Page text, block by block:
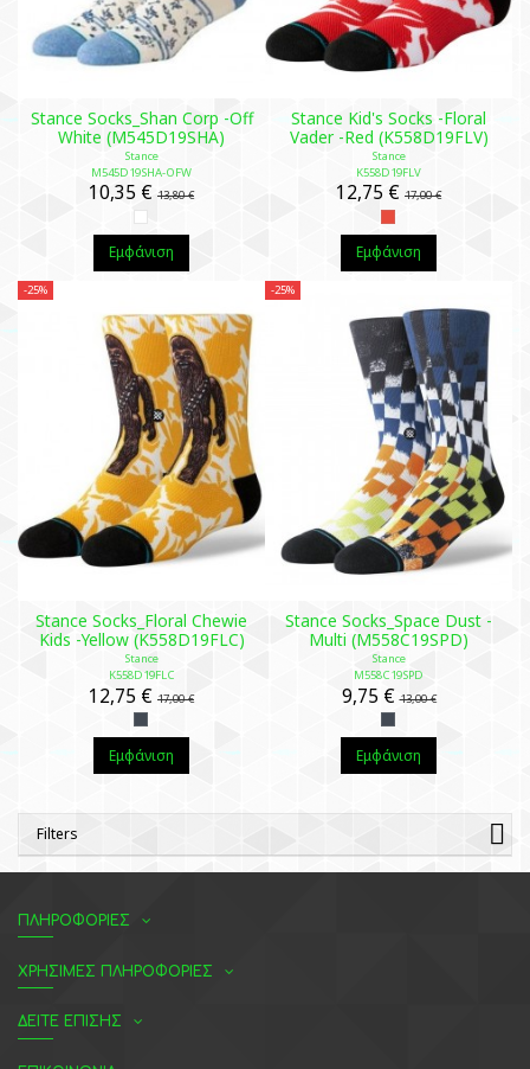
Stance Socks_Shan Corp -Off
White (M545D19SHA)
Stance
M545D19SHA-OFW
10,35 € 13,80 €
Εμφάνιση
Stance Kid's Socks -Floral
Vader -Red (K558D19FLV)
Stance
K558D19FLV
12,75 € 17,00 €
Εμφάνιση
-25%
Stance Socks_Floral Chewie
Kids -Yellow (K558D19FLC)
Stance
K558D19FLC
12,75 € 17,00 €
Εμφάνιση
-25%
Stance Socks_Space Dust -
Multi (M558C19SPD)
Stance
M558C19SPD
9,75 €13,00 €
Εμφάνιση
Filters
ΠΛΗΡΟΦΟΡΙΕΣ
ΧΡΗΣΙΜΕΣ ΠΛΗΡΟΦΟΡΙΕΣ
ΔΕΙΤΕ ΕΠΙΣΗΣ